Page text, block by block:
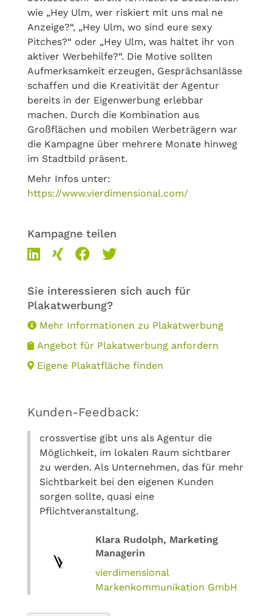
wie „Hey Ulm, wer riskiert mit uns mal ne
Anzeige?“, „Hey Ulm, wo sind eure sexy
Pitches?“ oder „Hey Ulm, was haltet ihr von
aktiver Werbehilfe?“. Die Motive sollten
Aufmerksamkeit erzeugen, Gesprächsanlässe
schaffen und die Kreativität der Agentur
bereits in der Eigenwerbung erlebbar
machen. Durch die Kombination aus
Großflächen und mobilen Werbeträgern war
die Kampagne über mehrere Monate hinweg
im Stadtbild präsent.
Mehr Infos unter:
https://www.vierdimensional.com/
Kampagne teilen
Sie interessieren sich auch für
Plakatwerbung?
Mehr Informationen zu Plakatwerbung
Angebot für Plakatwerbung anfordern
Eigene Plakatfläche finden
Kunden-Feedback:
crossvertise gibt uns als Agentur die
Möglichkeit, im lokalen Raum sichtbarer
zu werden. Als Unternehmen, das für mehr
Sichtbarkeit bei den eigenen Kunden
sorgen sollte, quasi eine
Pflichtveranstaltung.
Klara Rudolph, Marketing
Managerin
vierdimensional
Markenkommunikation GmbH